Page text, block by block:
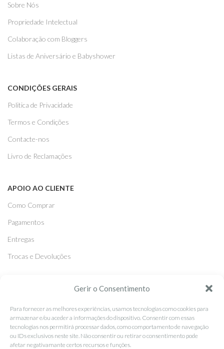
Gerir o Consentimento
Para fornecer as melhores experiências, usamos tecnologias como cookies para
armazenar e/ou aceder a informações do dispositivo. Consentir com essas
tecnologias nos permitirá processar dados, como comportamento de navegação
ou IDs exclusivos neste site. Não consentir ou retirar o consentimento pode
afetar negativamante certos recursos e funções.
Sobre Nós
Propriedade Intelectual
Colaboração com Bloggers
Listas de Aniversário e Babyshower
CONDIÇÕES GERAIS
Politica de Privacidade
Termos e Condições
Contacte-nos
Livro de Reclamações
APOIO AO CLIENTE
Como Comprar
Pagamentos
Entregas
Trocas e Devoluções
Facebook
Instagram
Pinterest